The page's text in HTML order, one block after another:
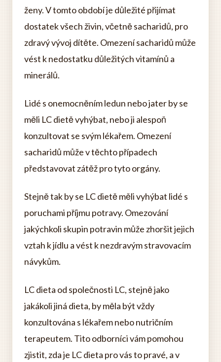
ženy. V tomto období je důležité přijímat
dostatek všech živin, včetně sacharidů, pro
zdravý vývoj dítěte. Omezení sacharidů může
vést k nedostatku důležitých vitamínů a
minerálů.
Lidé s onemocněním ledun nebo jater by se
měli LC dietě vyhýbat, nebo ji alespoň
konzultovat se svým lékařem. Omezení
sacharidů může v těchto případech
představovat zátěž pro tyto orgány.
Stejně tak by se LC dietě měli vyhýbat lidé s
poruchami příjmu potravy. Omezování
jakýchkoli skupin potravin může zhoršit jejich
vztah k jídlu a vést k nezdravým stravovacím
návykům.
LC dieta od společnosti LC, stejně jako
jakákoli jiná dieta, by měla být vždy
konzultována s lékařem nebo nutričním
terapeutem. Tito odborníci vám pomohou
zjistit, zda je LC dieta pro vás to pravé, a v